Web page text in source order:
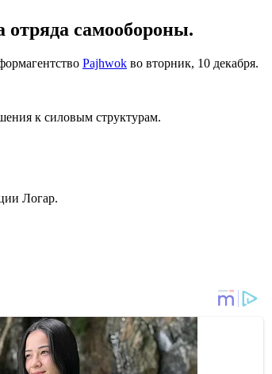
самообороны.
Pajhwok во вторник, 10 декабря.
к силовым структурам.
Логар.